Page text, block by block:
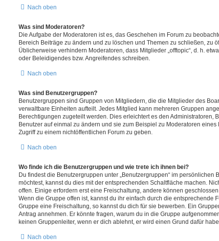
Nach oben
Was sind Moderatoren?
Die Aufgabe der Moderatoren ist es, das Geschehen im Forum zu
Bereich Beiträge zu ändern und zu löschen und Themen zu schließen, zu
Üblicherweise verhindern Moderatoren, dass Mitglieder „offtopic“, d. h.
oder Beleidigendes bzw. Angreifendes schreiben.
Nach oben
Was sind Benutzergruppen?
Benutzergruppen sind Gruppen von Mitgliedern, die die Mitglieder des
verwaltbare Einheiten aufteilt. Jedes Mitglied kann mehreren Gruppen
Berechtigungen zugeteilt werden. Dies erleichtert es den Administratoren,
Benutzer auf einmal zu ändern und sie zum Beispiel zu Moderatoren
Zugriff zu einem nichtöffentlichen Forum zu geben.
Nach oben
Wo finde ich die Benutzergruppen und wie trete ich ihnen bei?
Du findest die Benutzergruppen unter „Benutzergruppen“ im persönlichen
möchtest, kannst du dies mit der entsprechenden Schaltfläche machen.
offen. Einige erfordern erst eine Freischaltung, andere können
Wenn die Gruppe offen ist, kannst du ihr einfach durch die entsprechende
Gruppe eine Freischaltung, so kannst du dich für sie bewerben. Ein
Antrag annehmen. Er könnte fragen, warum du in die Gruppe
keinen Gruppenleiter, wenn er dich ablehnt, er wird einen Grund dafür
Nach oben